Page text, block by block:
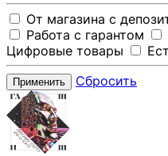
От магазина с
Работа с гарантом
Цифровые товары
Применить Сбросить